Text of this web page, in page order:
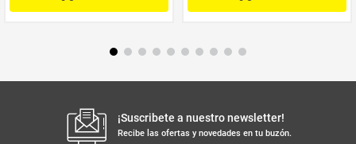
¡Suscribete a nuestro newsletter!
Recibe las ofertas y novedades en tu buzón.